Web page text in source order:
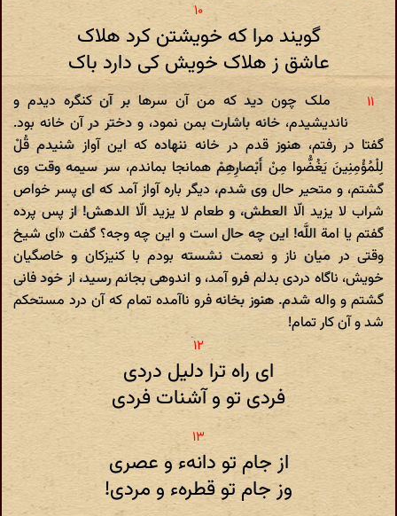
گویند مرا که خویشتن کرد هلاک
عاشق ز هلاک خویش کی دارد باک‌
ملک چون دید که من آن سرها بر آن کنگره دیدم و
ناندیشیدم، خانه باشارت بمن نمود، و دختر در آن خانه بود.
گفتا در رفتم، هنوز قدم در خانه ننهاده که این آواز شنیدم قُلْ
لِلْمُؤْمِنِینَ یَغُضُّوا مِنْ أَبْصارِهِمْ همانجا بماندم، سر سیمه وقت وی
گشتم، و متحیر حال وی شدم، دیگر باره آواز آمد که ای پسر خواص
شراب لا یزید الّا العطش، و طعام لا یزید الّا الدهش! از پس پرده
گفتم یا امة اللَّه! این چه حال است و این چه وجه؟ گفت «ای شیخ
وقتی در میان ناز و نعمت نشسته بودم با کنیزکان و خاصگیان
خویش، ناگاه دردی بدلم فرو آمد، و اندوهی بجانم رسید، از خود فانی
گشتم و واله شدم. هنوز بخانه فرو ناآمده تمام که آن درد مستحکم
شد و آن کار تمام!
ای راه ترا دلیل دردی
فردی تو و آشنات فردی
از جام تو دانه‌ء و عصری
وز جام تو قطرهء و مردی!